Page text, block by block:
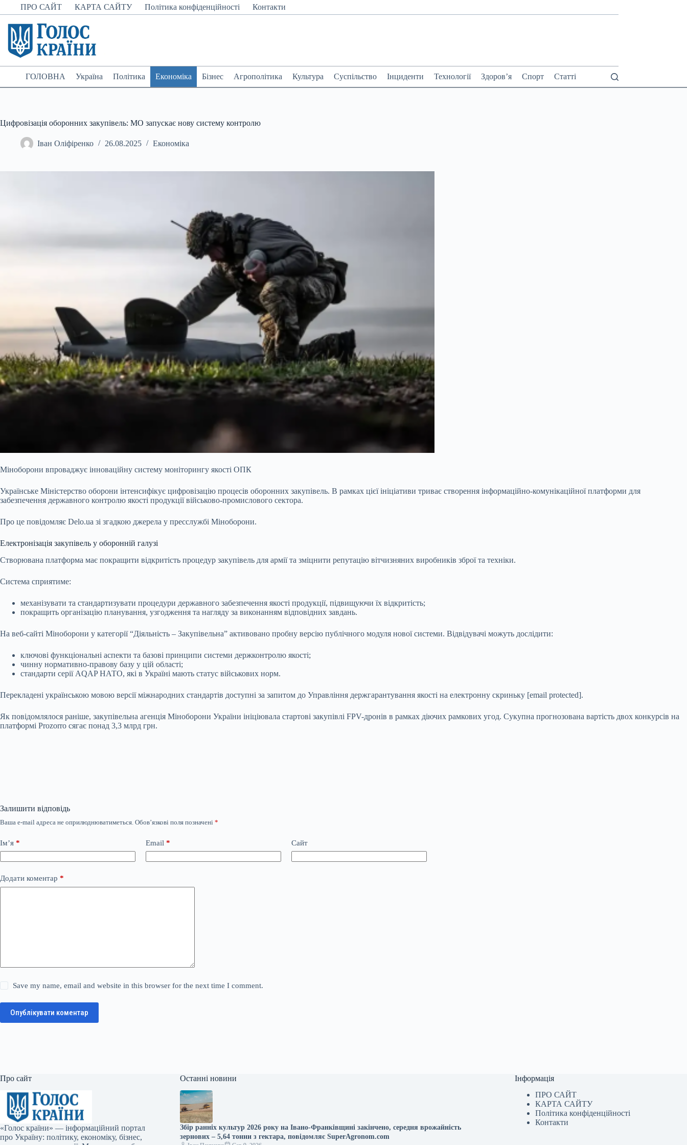
Перейти
до
вмісту
ПРО САЙТ КАРТА САЙТУ Політика конфіденційності Контакти
ГОЛОВНА Україна Політика Економіка Бізнес Агрополітика Культура Суспільство Інциденти Технології Здоров’я Спорт Статті
Цифровізація оборонних закупівель: МО запускає нову систему контролю
Іван Оліфіренко 26.08.2025 Економіка
Міноборони впроваджує інноваційну систему моніторингу якості ОПК
Українське Міністерство оборони інтенсифікує цифровізацію процесів оборонних закупівель. В рамках цієїініціативи триває створення інформаційно-комунікаційної платформи для
забезпечення державного контролю якості продукції військово-промислового сектора.
Про це повідомляє Delo.ua зі згадкою джерела у пресслужбі Міноборони.
Електронізація закупівель у оборонній галузі
Створювана платформа має покращити відкритість процедур закупівель для армії та зміцнити репутацію вітчизняних виробників зброї та техніки.
Система сприятиме:
механізувати та стандартизувати процедури державного забезпечення якості продукції, підвищуючи їх відкритість;
покращить організацію планування, узгодження та нагляду за виконанням відповідних завдань.
На веб-сайті Міноборони у категорії “Діяльність – Закупівельна” активовано пробну версію публічного модуля нової системи. Відвідувачі можуть дослідити:
ключові функціональні аспекти та базові принципи системи держконтролю якості;
чинну нормативно-правову базу у цій області;
стандарти серії AQAP НАТО, які в Україні мають статус військових норм.
Перекладені українською мовою версії міжнародних стандартів доступні за запитом до Управління держгарантування якості на електронну скриньку [email protected].
Як повідомлялося раніше, закупівельна агенція Міноборони України ініціювала стартові закупівлі FPV-дронів в рамках діючих рамкових угод. Сукупна прогнозована вартість двох конкурсів на
платформі Prozorro сягає понад 3,3 млрд грн.
Залишити відповідь
Ваша e-mail адреса не оприлюднюватиметься. Обов’язкові поля позначені *
Ім’я * Email * Сайт
Додати коментар *
Save my name, email and website in this browser for the next time I comment.
Опублікувати коментар
Про сайт
«Голос країни» — інформаційний портал
про Україну: політику, економіку, бізнес,
Останні новини
Збір ранніх культур 2026 року на Івано-Франківщині закінчено, середня врожайність
зернових – 5,64 тонни з гектара, повідомляє SuperAgronom.com
Інформація
ПРО САЙТ
КАРТА САЙТУ
Політика конфіденційності
Контакти